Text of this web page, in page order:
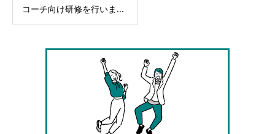
コーチ向け研修を行いま...